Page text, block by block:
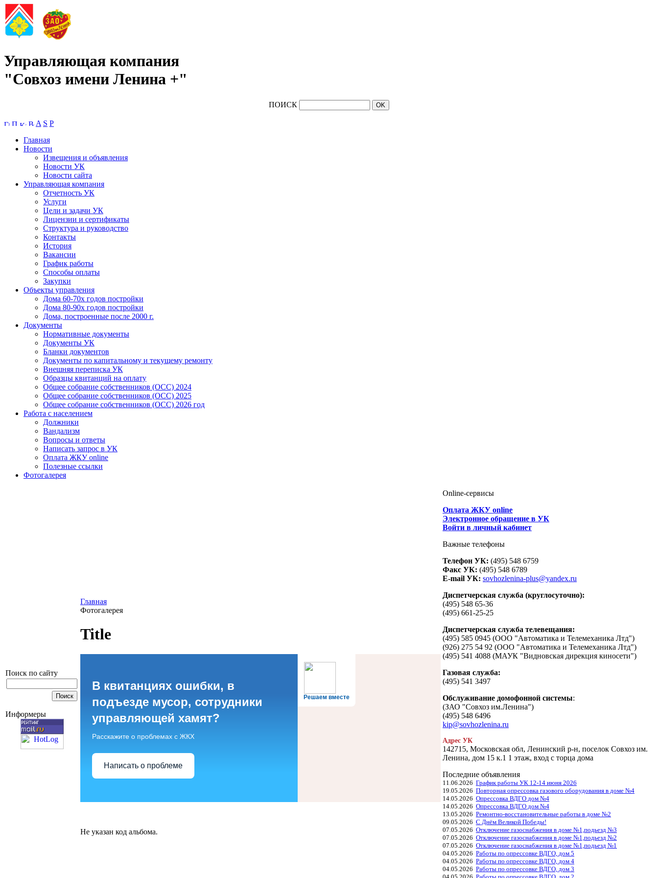
Управляющая компания
"Совхоз имени Ленина +"
ПОИСК
A S P
Главная
Новости
Извещения и объявления
Новости УК
Новости сайта
Управляющая компания
Отчетность УК
Услуги
Цели и задачи УК
Лицензии и сертификаты
Структура и руководство
Контакты
История
Вакансии
График работы
Способы оплаты
Закупки
Объекты управления
Дома 60-70х годов постройки
Дома 80-90х годов постройки
Дома, построенные после 2000 г.
Документы
Нормативные документы
Документы УК
Бланки документов
Документы по капитальному и текущему ремонту
Внешняя переписка УК
Образцы квитанций на оплату
Общее собрание собственников (ОСС) 2024
Общее собрание собственников (ОСС) 2025
Общее собрание собственников (ОСС) 2026 год
Работа с населением
Должники
Вандализм
Вопросы и ответы
Написать запрос в УК
Оплата ЖКУ online
Полезные ссылки
Фотогалерея
Поиск по сайту
Информеры
Главная
Фотогалерея
Title
Решаем вместе
В квитанциях ошибки, в
подъезде мусор, сотрудники
управляющей хамят?
Расскажите о проблемах с ЖКХ
Написать о проблеме
Не указан код альбома.
Online-сервисы
Оплата ЖКУ online
Электронное обращение в УК
Войти в личный кабинет
Важные телефоны
Телефон УК: (495) 548 6759
Факс УК: (495) 548 6789
E-mail УК: sovhozlenina-plus@yandex.ru
Диспетчерская служба (круглосуточно):
(495) 548 65-36
(495) 661-25-25
Диспетчерская служба телевещания:
(495) 585 0945 (ООО "Автоматика и Телемеханика Лтд")
(926) 275 54 92 (ООО "Автоматика и Телемеханика Лтд")
(495) 541 4088 (МАУК "Видновская дирекция киносети")
Газовая служба:
(495) 541 3497
Обслуживание домофонной системы:
(ЗАО "Совхоз им.Ленина")
(495) 548 6496
kip@sovhozlenina.ru
Адрес УК
142715, Московская обл, Ленинский р-н, поселок Совхоз им.
Ленина, дом 15 к.1 1 этаж, вход с торца дома
Последние объявления
11.06.2026 График работы УК 12-14 июня 2026
19.05.2026 Повторная опрессовка газового оборудования в доме №4
14.05.2026 Опрессовка ВДГО дом №4
14.05.2026 Опрессовка ВДГО дом №4
13.05.2026 Ремонтно-восстановительные работы в доме №2
09.05.2026 С Днём Великой Победы!
07.05.2026 Отключение газоснабжения в доме №1,подьезд №3
07.05.2026 Отключение газоснабжения в доме №1,подьезд №2
07.05.2026 Отключение газоснабжения в доме №1,подьезд №1
04.05.2026 Работы по опрессовке ВДГО, дом 5
04.05.2026 Работы по опрессовке ВДГО, дом 4
04.05.2026 Работы по опрессовке ВДГО, дом 3